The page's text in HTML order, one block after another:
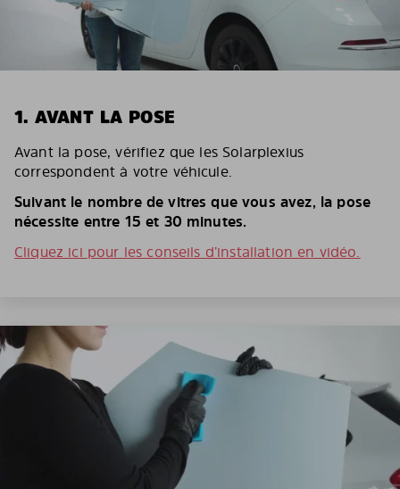
1. AVANT LA POSE
Avant la pose, vérifiez que les Solarplexius
correspondent à votre véhicule.
Suivant le nombre de vitres que vous avez, la pose
nécessite entre 15 et 30 minutes.
Cliquez ici pour les conseils d’installation en vidéo.